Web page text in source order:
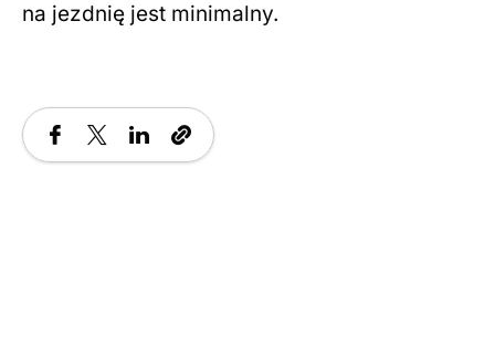
na jezdnię jest minimalny.